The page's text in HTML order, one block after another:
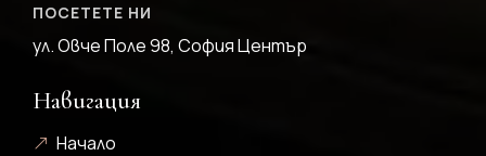
ПОСЕТЕТЕ НИ
ул. Овче Поле 98, София Център
Навигация
Начало